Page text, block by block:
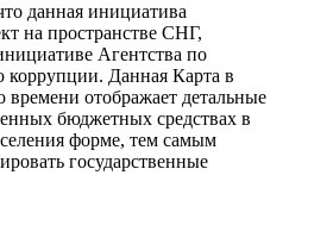
данная инициатива
на пространстве СНГ,
Агентства по
коррупции. Данная Карта в
времени отображает детальные
бюджетных средствах в
форме, тем самым
государственные